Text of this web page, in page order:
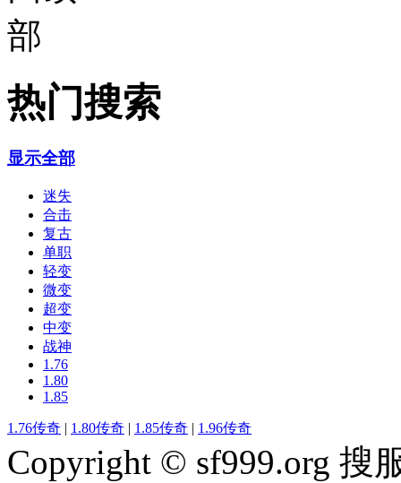
热门搜索
显示全部
迷失
合击
复古
单职
轻变
微变
超变
中变
战神
1.76
1.80
1.85
1.76传奇 | 1.80传奇 | 1.85传奇 | 1.96传奇
Copyright © sf999.org 搜